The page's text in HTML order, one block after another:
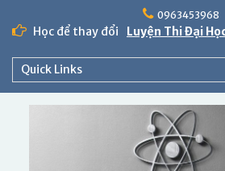
content
0963453968
Học để thay đổi Luyện Thi Đại
Quick Links